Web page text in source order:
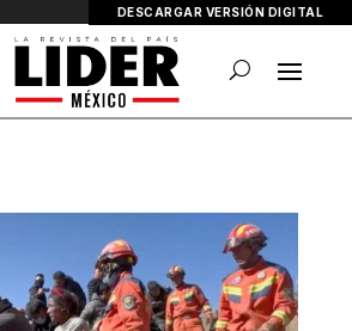
DESCARGAR VERSIÓN DIGITAL